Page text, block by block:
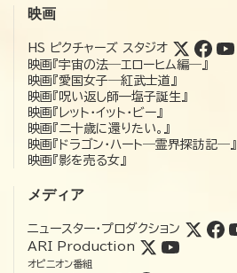
映画
HS ピクチャーズ スタジオ
映画『宇宙の法―エローヒム編―』
映画『愛国女子―紅武士道』
映画『呪い返し師—塩子誕生』
映画『レット・イット・ビー』
映画『二十歳に還りたい。』
映画『ドラゴン・ハート―霊界探訪記―』
映画『影を売る女』
メディア
ニュースター・プロダクション
ARI Production
オピニオン番組